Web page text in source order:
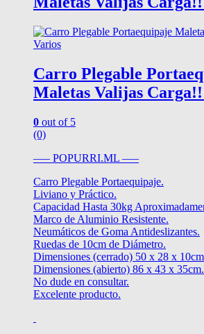
Varios
Carro Plegable
Maletas Valijas
0 out of 5
(0)
—– POPURRI.ML —–
Carro Plegable Portaequipaje.
Liviano y Práctico.
Capacidad Hasta 30kg
Marco de Aluminio Resistente.
Neumáticos de Goma Antideslizantes.
Ruedas de 10cm de Diámetro.
Dimensiones (cerrado) 50 x 28 x
Dimensiones (abierto) 86 x 43 x 35cm.
No dude en consultar.
Excelente producto.